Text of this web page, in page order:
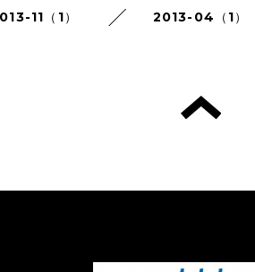
11（1） 2013-04（1）